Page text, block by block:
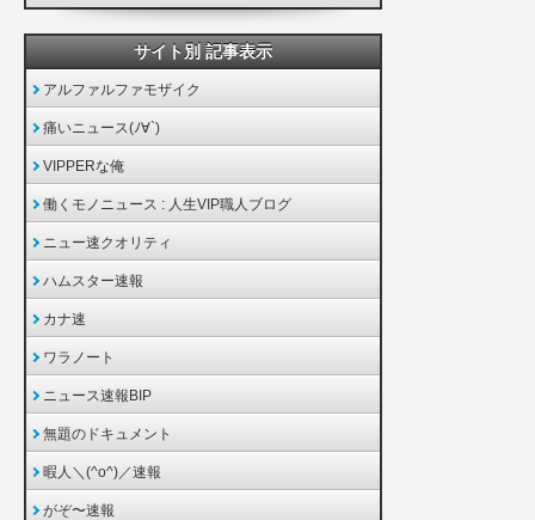
サイト別 記事表示
アルファルファモザイク
痛いニュース(ﾉ∀`)
VIPPERな俺
働くモノニュース : 人生VIP職人ブログ
ニュー速クオリティ
ハムスター速報
カナ速
ワラノート
ニュース速報BIP
無題のドキュメント
暇人＼(^o^)／速報
がぞ〜速報